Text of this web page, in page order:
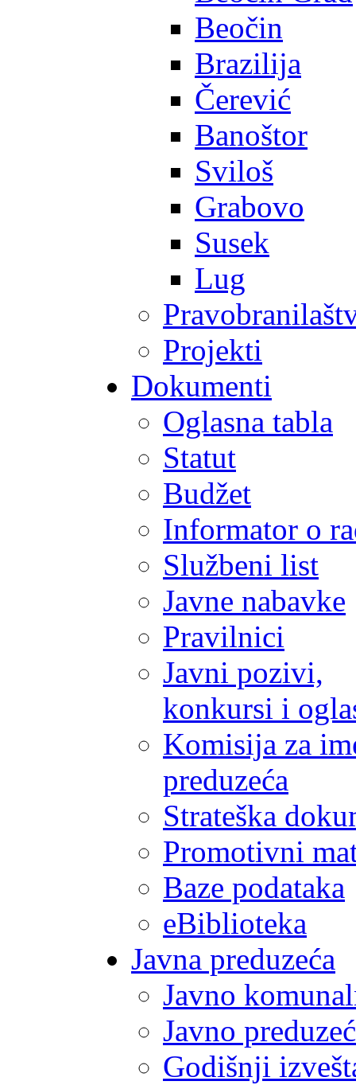
Beočin
Brazilija
Čerević
Banoštor
Sviloš
Grabovo
Susek
Lug
Projekti
Dokumenti
Oglasna tabla
Statut
Budžet
Informator o
Službeni list
Javne nabavke
Pravilnici
Javni pozivi,
konkursi i
Komisija za
preduzeća
Strateška
Promotivni
Baze podataka
eBiblioteka
Javna preduzeća
Javno
Javno
Godišnji